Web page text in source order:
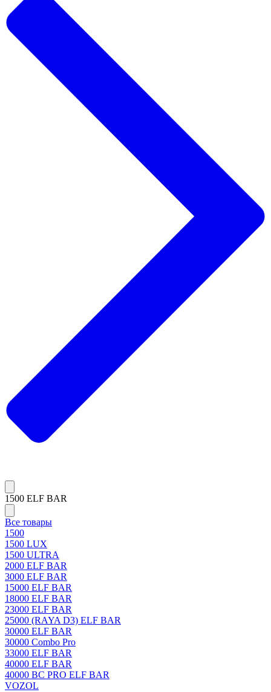
1500 ELF BAR
Все товары
1500
1500 LUX
1500 ULTRA
2000 ELF BAR
3000 ELF BAR
15000 ELF BAR
18000 ELF BAR
23000 ELF BAR
25000 (RAYA D3) ELF BAR
30000 ELF BAR
30000 Combo Pro
33000 ELF BAR
40000 ELF BAR
40000 BC PRO ELF BAR
VOZOL